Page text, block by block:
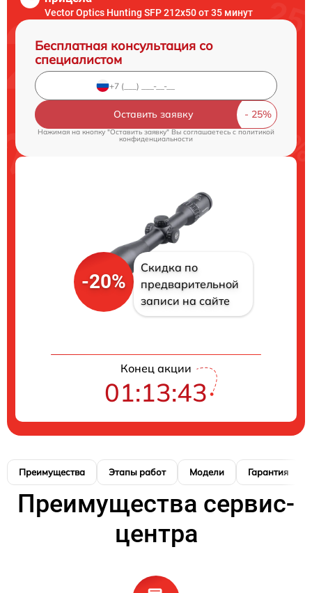
Vector Optics Hunting SFP 212x50 от 35 минут
Бесплатная консультация со
специалистом
Оставить заявку
Нажимая на кнопку "Оставить заявку" Вы соглашаетесь cполитикой
конфиденциальности
-20%
Скидка по
предварительной
записи на сайте
Конец акции
01:13:42
Преимущества Этапы работ Модели Гарантия
Преимущества сервис-
центра